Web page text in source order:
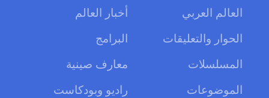
العالم العربي
أخبار العالم
الحوار والتعليقات
البرامج
المسلسلات
معارف صينية
الموضوعات
راديو وبودكاست